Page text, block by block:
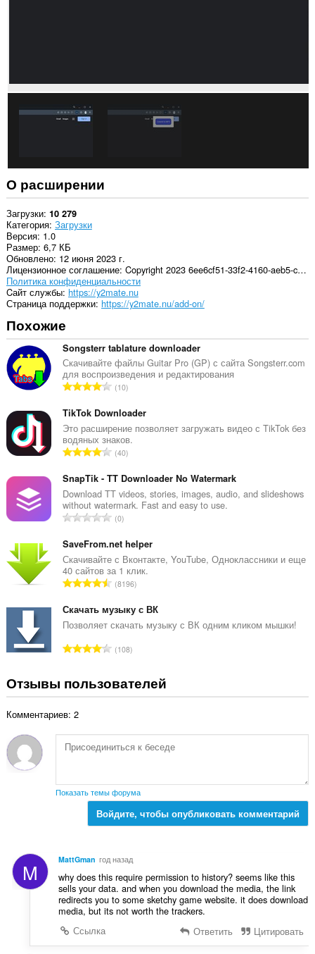
О расширении
Загрузки 10 279
Категория Загрузки
Версия 1.0
Размер 6,7 КБ
Обновлено 12 июня 2023 г.
Лицензионное соглашение
Copyright 2023 6ee6cf51-33f2-4160-aeb5-cff9b54517f0
Политика конфиденциальности
Cайт службы https://y2mate.nu
Страница поддержки https://y2mate.nu/add-on/
Похожие
Songsterr tablature downloader
Скачивайте файлы Guitar Pro (GP) с сайта Songsterr.com
для воспроизведения и редактирования
В
е
г
о
о
е
н
о
к
:
10
TikTok Downloader
Это расширение позволяет загружать видео с TikTok без
водяных знаков.
В
е
г
о
о
е
н
о
к
:
40
SnapTik - TT Downloader No Watermark
Download TT videos, stories, images, audio, and slideshows
without watermark. Fast and easy to use.
В
е
г
о
о
е
н
о
к
0
SaveFrom.net helper
Скачивайте с Вконтакте, YouTube, Одноклассники и еще
40 сайтов за 1 клик.
В
е
г
о
е
н
:
8196
Скачать музыку с ВК
Позволяет скачать музыку с ВК одним кликом мышки!
В
г
ц
е
к
:
108
Отзывы пользователей
Комментариев: 2
Показать темы форума
Войдите, чтобы опубликовать комментарий
M MattGman год назад
why does this require permission to history? seems like this
sells your data. and when you download the media, the link
redirects you to some sketchy game website. it does download
media, but its not worth the trackers.
Ссылка
Ответить Цитировать